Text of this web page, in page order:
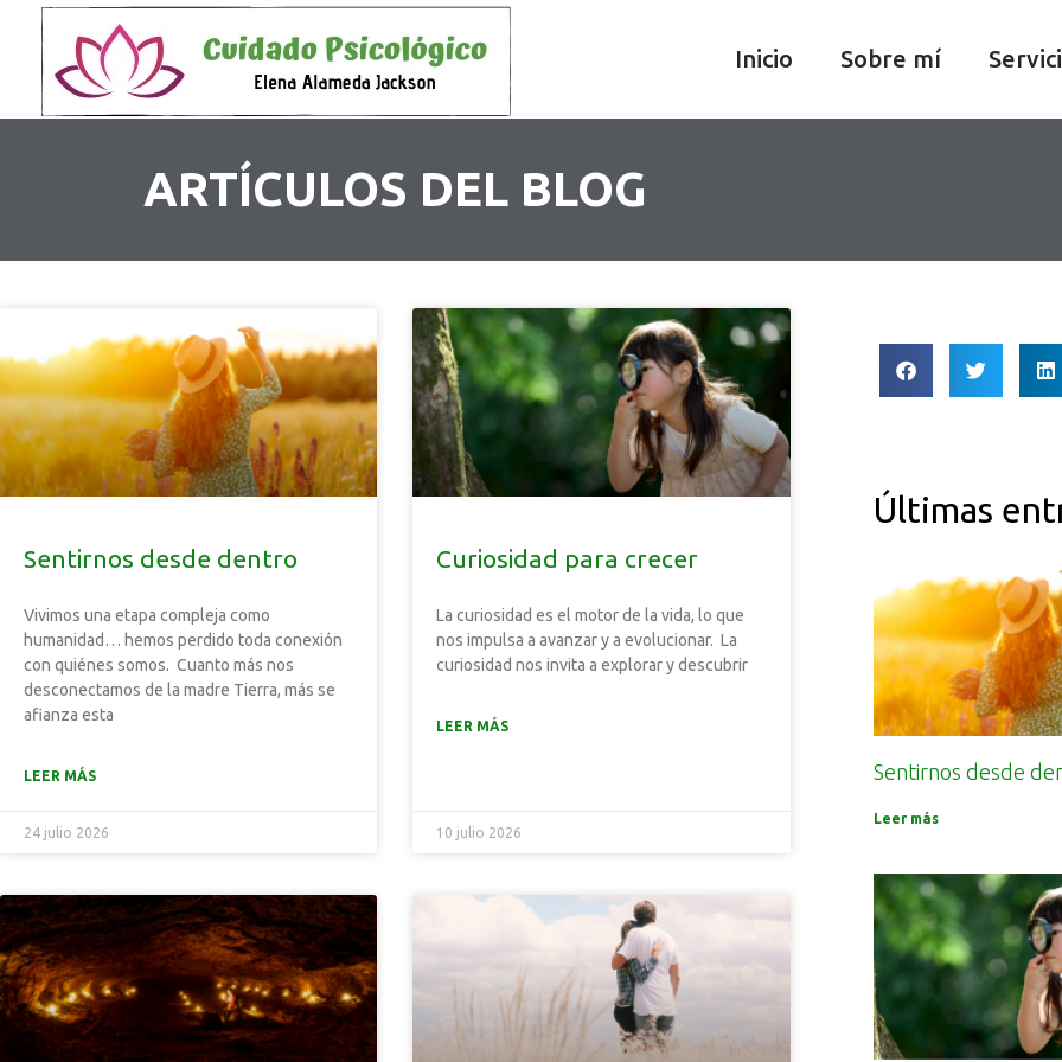
Inicio Sobre mí
ARTÍCULOS DEL BLOG
Sentirnos desde dentro
Vivimos una etapa compleja como
humanidad… hemos perdido toda conexión
con quiénes somos. Cuanto más nos
desconectamos de la madre Tierra, más se
afianza esta
LEER MÁS
24 julio 2026
Curiosidad para crecer
La curiosidad es el motor de la vida, lo que
nos impulsa a avanzar y a evolucionar. La
curiosidad nos invita a explorar y descubrir
LEER MÁS
10 julio 2026
Últimas
Sentirnos desde
Leer más